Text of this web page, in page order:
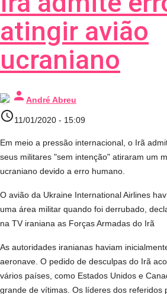
atingir avião
ucraniano
person André Abreu
access_time11/01/2020 - 15:09
Em meio a pressão internacional, o Irã
seus militares "sem intenção" atiraram um
ucraniano devido a erro humano.
O avião da Ukraine International Airlines
uma área militar quando foi derrubado,
na TV iraniana as Forças Armadas do Irã
As autoridades iranianas haviam
aeronave. O pedido de desculpas do Irã
vários países, como Estados Unidos e
grande de vítimas. Os líderes dos referidos